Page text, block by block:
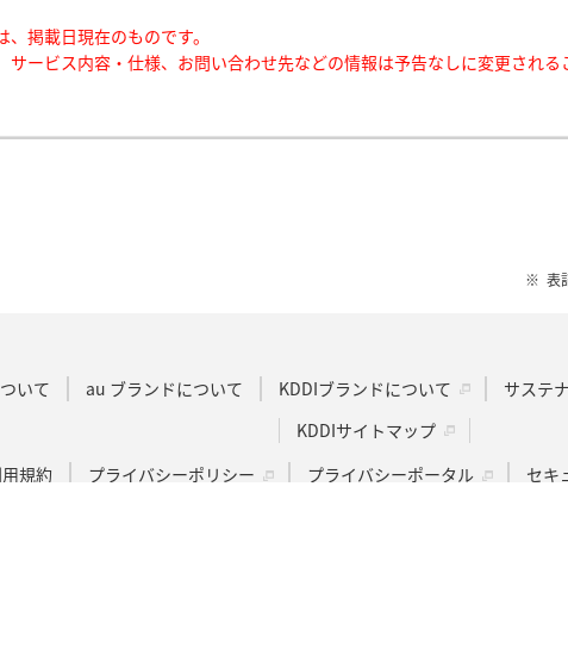
掲載日現在のものです。
サービス内容・仕様、お問い合わせ先などの情報は予告なしに変更され
表
いて au ブランドについて KDDIブランドについて サステ
KDDIサイトマップ
規約
プライバシーポリシー プライバシーポータル セキ